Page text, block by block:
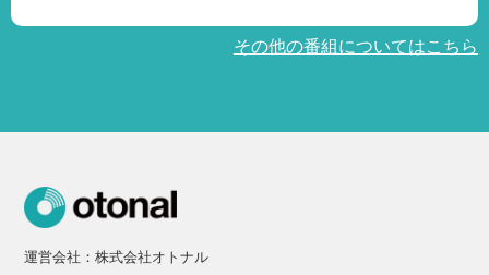
その他の番組についてはこちら
運営会社：株式会社オトナル